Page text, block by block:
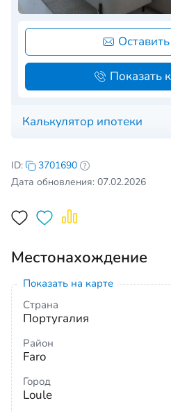
Калькулятор ипотеки
Показать
ID:
3701690
Дата обновления: 07.02.2026
Местонахождение
Показать на карте
Страна
Португалия
Район
Faro
Город
Loule